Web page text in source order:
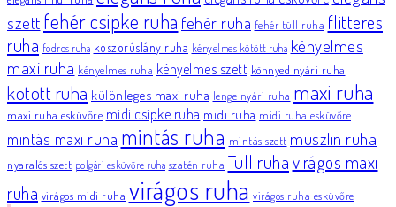
szett fehér csipke ruha fehér ruha fehér tüll ruha flitteres
ruha fodros ruha koszorúslány ruha kényelmes kötött ruha kényelmes
maxi ruha kényelmes ruha kényelmes szett könnyed nyári ruha
kötött ruha különleges maxi ruha lenge nyári ruha maxi ruha
maxi ruha esküvőre midi csipke ruha midi ruha midi ruha esküvőre
mintás maxi ruha mintás ruha mintás szett muszlin ruha
nyaralós szett polgári esküvőre ruha szatén ruha Tüll ruhavirágos maxi
ruha virágos midi ruha virágos ruha virágos ruha esküvőre